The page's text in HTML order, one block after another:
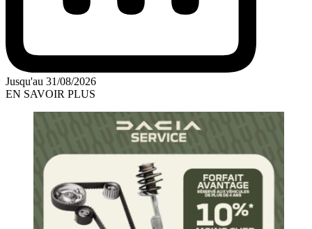
Jusqu'au 31/08/2026
EN SAVOIR PLUS